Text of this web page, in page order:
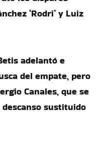
‘Rodri’ y Luiz
adelantó e
del empate, pero
Canales, que se
sustituido